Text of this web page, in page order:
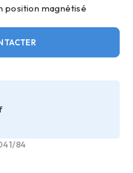
position magnétisé
84